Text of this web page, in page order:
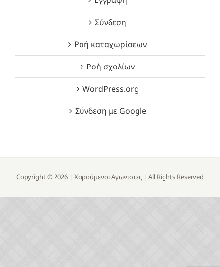
Σύνδεση
Ροή καταχωρίσεων
Ροή σχολίων
WordPress.org
Σύνδεση με Google
Copyright © 2026 | Χαρούμενοι Αγωνιστές | All Rights Reserved